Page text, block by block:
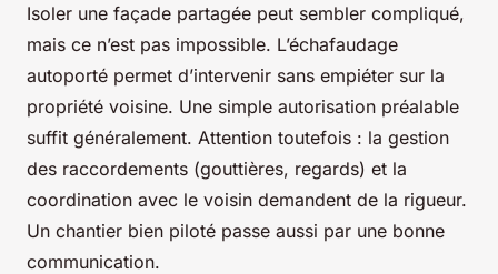
Isoler une façade partagée peut sembler compliqué,
mais ce n’est pas impossible. L’échafaudage
autoporté permet d’intervenir sans empiéter sur la
propriété voisine. Une simple autorisation préalable
suffit généralement. Attention toutefois : la gestion
des raccordements (gouttières, regards) et la
coordination avec le voisin demandent de la rigueur.
Un chantier bien piloté passe aussi par une bonne
communication.